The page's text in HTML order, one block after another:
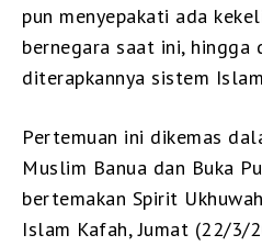
pun menyepakati ada
bernegara saat ini, hingga
diterapkannya sistem
Pertemuan ini dikemas
Muslim Banua dan Buka
bertemakan Spirit
Islam Kafah, Jumat (22/3/